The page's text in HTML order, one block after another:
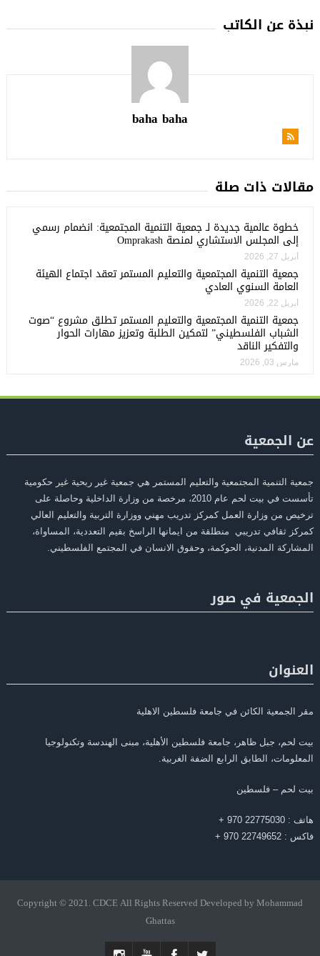
نبذة عن الكاتب
baha baha
مقالات ذات صلة
خطوة عالمية جديدة لـ جمعية التنمية المجتمعية: انضمام رسمي
إلى المجلس الاستشاري لمنصة Omprakash
أبريل 27, 2026
جمعية التنمية المجتمعية والتعليم المستمر تعقد اجتماع الهيئة
العامة السنوي العادي
أبريل 22, 2026
جمعية التنمية المجتمعية والتعليم المستمر تطلق مشروع “صوت
الشباب الفلسطيني” لتمكين الطلبة وتعزيز مهارات الحوار
والتفكير الناقد
مارس 03, 2026
عن الجمعية
جمعية التنمية المجتمعية والتعليم المستمر هي جمعية غير ربحية غير حكومية
تأسست في بيت لحم عام 2010، مرخصة من وزارة الداخلية وحاصلة على
ترخيص من وزارة العمل كمركز تدريب مهني ووزارة التربية والتعليم العالي
كمركز ثقافي تدريبي منطلقة من ايمانها الراسخ بقيم التعددية، المساواة،
المشاركة المدنية، الحوكمة، وحقوق الانسان في المجتمع الفلسطيني.
الجمعية في صور
العنوان
مقر الجمعية الكائن في جامعة فلسطين الاهلية
بيت لحم، جبل ظاهر، جامعة فلسطين الأهلية، مبنى الهندسة وتكنولوجيا
المعلومات، الطابق الرابع الضفة الغربية.
بيت لحم – فلسطين
هاتف : 22775030 970 +
فاكس : 22749652 970 +
Copyright © 2021. CDCE All Rights Reserved Developed by Mohammad
Ghattas